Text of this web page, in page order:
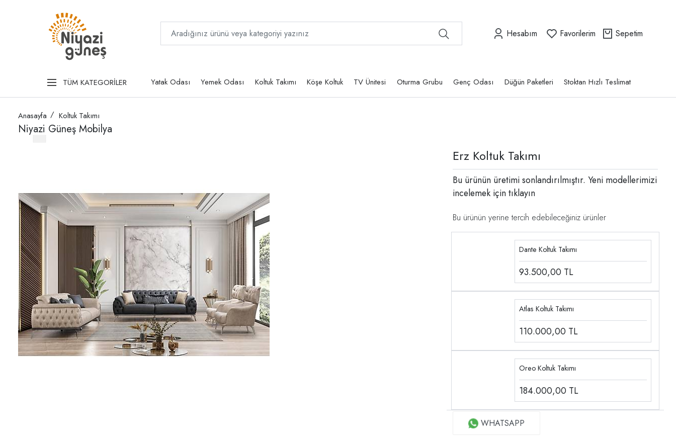
Hesabım Favorilerim Sepetim
TÜM KATEGORİLER Yatak Odası Yemek Odası Koltuk Takımı Köşe Koltuk TV Ünitesi Oturma Grubu Genç Odası Düğün Paketleri Stoktan Hızlı Teslimat
Anasayfa Koltuk Takımı
Niyazi Güneş Mobilya
Erz Koltuk Takımı
Bu ürünün üretimi sonlandırılmıştır. Yeni modellerimizi
incelemek içintıklayın
Bu ürünün yerine tercih edebileceğiniz ürünler
Dante Koltuk Takımı
93.500,00 TL
Atlas Koltuk Takımı
110.000,00 TL
Oreo Koltuk Takımı
184.000,00 TL
WHATSAPP